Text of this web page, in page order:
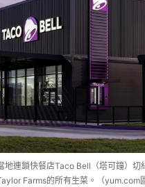
地連鎖快餐店Taco Bell（塔可鐘）切
Farms的所有生菜。（yum.com